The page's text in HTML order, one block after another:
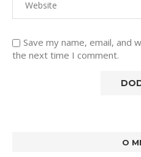
Save my name, email, and
the next time I comment.
O